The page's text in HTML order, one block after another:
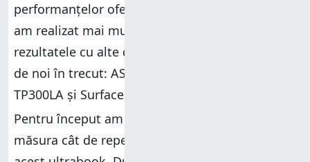
performanțelor oferite de Dell Inspiron 14 7437,
am realizat mai multe teste și am comparat
rezultatele cu alte dispozitive similare testate
de noi în trecut: ASUS Transformer Book Flip
TP300LA și Surface Pro 2.
Pentru început am folosit
măsura cât de repede pornește Windows 8.1 pe